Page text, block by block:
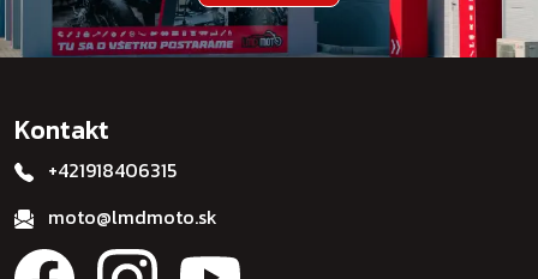
Kontakt
+421918406315
moto@lmdmoto.sk